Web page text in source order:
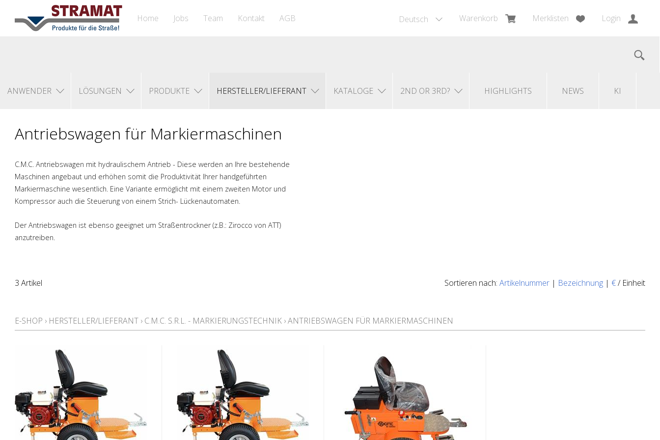
Deutsch Warenkorb Merklisten Login
Home Jobs Team Kontakt AGB
ANWENDER LÖSUNGEN PRODUKTE HERSTELLER/LIEFERANT KATALOGE 2ND OR 3RD? HIGHLIGHTS NEWS KI
Antriebswagen für Markiermaschinen
C.M.C. Antriebswagen mit hydraulischem Antrieb - Diese werden an Ihre bestehende
Maschinen angebaut und erhöhen somit die Produktivität Ihrer handgeführten
Markiermaschine wesentlich. Eine Variante ermöglicht mit einem zweiten Motor und
Kompressor auch die Steuerung von einem Strich- Lückenautomaten.
Der Antriebswagen ist ebenso geeignet um Straßentrockner (z.B.: Zirocco von ATT)
anzutreiben.
Sortieren nach: Artikelnummer | Bezeichnung | €/ Einheit
3 Artikel
E-SHOP › HERSTELLER/LIEFERANT › C.M.C. S.R.L. - MARKIERUNGSTECHNIK ›ANTRIEBSWAGEN FÜR MARKIERMASCHINEN